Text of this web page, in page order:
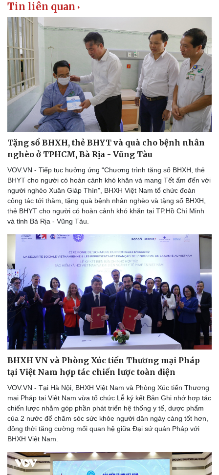
Tin liên quan
Tặng sổ BHXH, thẻ BHYT và quà cho bệnh nhân
nghèo ở TPHCM, Bà Rịa - Vũng Tàu
VOV.VN - Tiếp tục hưởng ứng “Chương trình tặng sổ BHXH, thẻ
BHYT cho người có hoàn cảnh khó khăn và mang Tết ấm đến với
người nghèo Xuân Giáp Thìn”, BHXH Việt Nam tổ chức đoàn
công tác tới thăm, tặng quà bệnh nhân nghèo và tặng sổ BHXH,
thẻ BHYT cho người có hoàn cảnh khó khăn tại TP.Hồ Chí Minh
và tỉnh Bà Rịa - Vũng Tàu.
BHXH VN và Phòng Xúc tiến Thương mại Pháp
tại Việt Nam hợp tác chiến lược toàn diện
VOV.VN - Tại Hà Nội, BHXH Việt Nam và Phòng Xúc tiến Thương
mại Pháp tại Việt Nam vừa tổ chức Lễ ký kết Bản Ghi nhớ hợp tác
chiến lược nhằm góp phần phát triển hệ thống y tế, dược phẩm
của 2 nước để chăm sóc sức khỏe người dân ngày càng tốt hơn,
đồng thời tăng cường mối quan hệ giữa Đại sứ quán Pháp với
BHXH Việt Nam.